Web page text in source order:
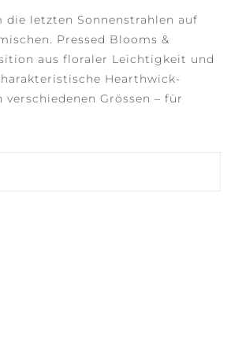
+
die letzten Sonnenstrahlen auf
Pressed Blooms &
aus floraler Leichtigkeit und
Hearthwick-
Grössen – für